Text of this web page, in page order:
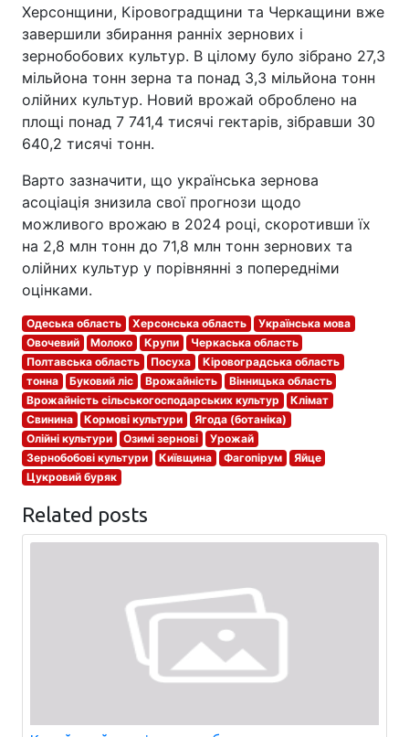
Херсонщини, Кіровоградщини та Черкащини вже
завершили збирання ранніх зернових і
зернобобових культур. В цілому було зібрано 27,3
мільйона тонн зерна та понад 3,3 мільйона тонн
олійних культур. Новий врожай оброблено на
площі понад 7 741,4 тисячі гектарів, зібравши 30
640,2 тисячі тонн.
Варто зазначити, що українська зернова
асоціація знизила свої прогнози щодо
можливого врожаю в 2024 році, скоротивши їх
на 2,8 млн тонн до 71,8 млн тонн зернових та
олійних культур у порівнянні з попередніми
оцінками.
Одеська область Херсонська область
Українська мова
Овочевий
Молоко Крупи
Черкаська область
Полтавська область
Посуха
Кіровоградська область
тонна
Буковий ліс Врожайність
Вінницька область
Врожайність сільськогосподарських культур
Клімат
Свинина
Кормові культури
Ягода (ботаніка)
Олійні культури
Озимі зернові
Урожай
Зернобобові культури
Київщина Фагопірум
Яйце
Цукровий буряк
Related posts